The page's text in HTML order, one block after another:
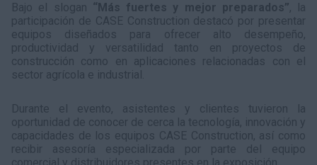
Bajo el slogan “Más fuertes y mejor preparados”, la
participación de CASE Construction destacó por presentar
equipos diseñados para ofrecer alto desempeño,
productividad y versatilidad tanto en proyectos de
construcción como en aplicaciones relacionadas con el
sector agrícola e industrial.
Durante el evento, asistentes y clientes tuvieron la
oportunidad de conocer de cerca la tecnología, innovación y
capacidades de los equipos CASE Construction, así como
recibir asesoría especializada por parte del equipo